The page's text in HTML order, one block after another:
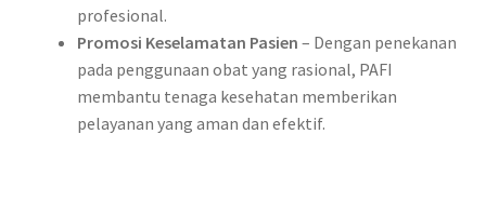
profesional.
Promosi Keselamatan Pasien – Dengan penekanan
pada penggunaan obat yang rasional, PAFI
membantu tenaga kesehatan memberikan
pelayanan yang aman dan efektif.